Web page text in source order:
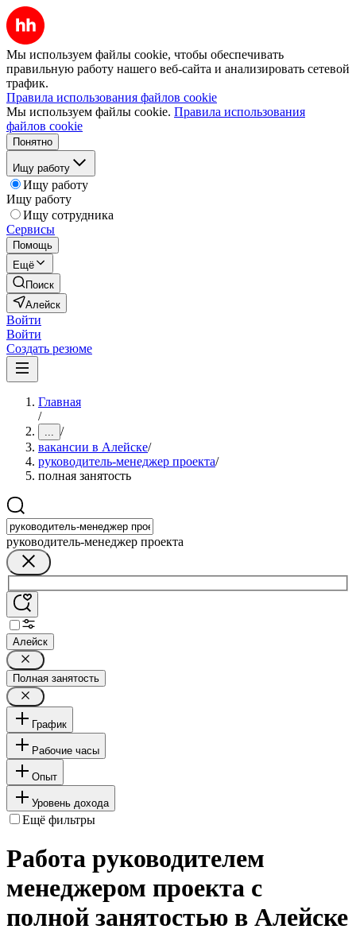
Мы используем файлы cookie, чтобы обеспечивать
правильную работу нашего веб-сайта и анализировать сетевой
трафик.
Правила использования файлов cookie
Мы используем файлы cookie. Правила использования
файлов cookie
Понятно
Ищу работу
Ищу работу
Ищу работу
Ищу сотрудника
Сервисы
Помощь
Ещё
Поиск
Алейск
Войти
Войти
Создать резюме
Главная
/
... /
вакансии в Алейске/
руководитель-менеджер проекта/
полная занятость
руководитель-менеджер проекта
Алейск
Полная занятость
График
Рабочие часы
Опыт
Уровень дохода
Ещё фильтры
Работа руководителем
менеджером проекта с
полной занятостью в Алейске